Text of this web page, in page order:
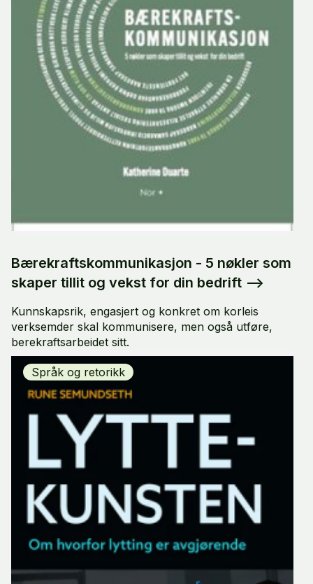
Bærekraftskommunikasjon - 5 nøkler som
skaper tillit og vekst for din bedrift -->
Kunnskapsrik, engasjert og konkret om korleis
verksemder skal kommunisere, men også utføre,
berekraftsarbeidet sitt.
Språk og retorikk